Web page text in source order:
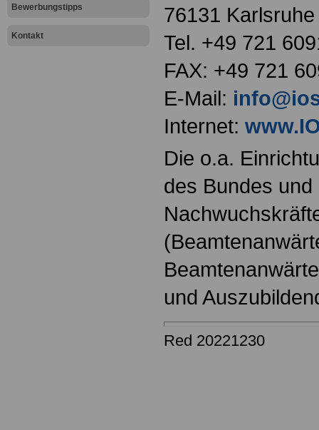
Bewerbungstipps
Kontakt
76131 Karlsruhe
Tel. +49 721
FAX: +49 721
E-Mail:
Internet:
Die o.a.
des Bundes und
und
Red 20221230